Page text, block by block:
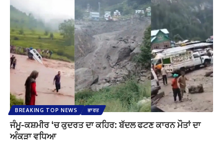
BREAKING TOP NEWS ਭਾਰਤ
ਜੰਮੂ-ਕਸ਼ਮੀਰ ‘ਚ ਕੁਦਰਤ ਦਾ ਕਹਿਰ: ਬੱਦਲ ਫਟਣ ਕਾਰਨ ਮੌਤਾਂ ਦਾ
ਅੰਕੜਾ ਵਧਿਆ